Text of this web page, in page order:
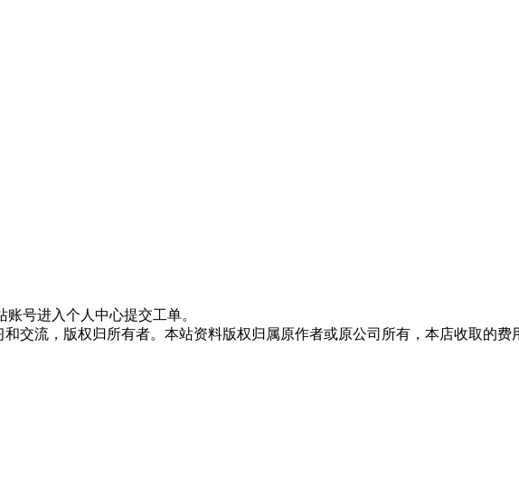
号进入个人中心提交工单。
交流，版权归所有者。本站资料版权归属原作者或原公司所有，本店收取的费